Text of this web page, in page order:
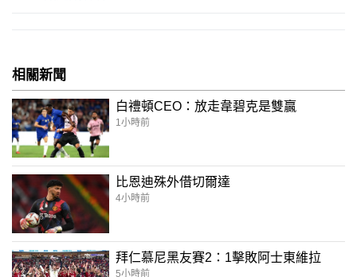
相關新聞
白禮頓CEO：放走韋碧克是雙贏
1小時前
比恩迪殊外借切爾達
4小時前
拜仁慕尼黑友賽2：1擊敗阿士東維拉
5小時前